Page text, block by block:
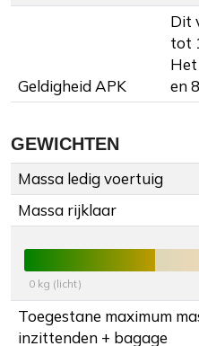
Geldigheid APK
Dit
tot
en
GEWICHTEN
Massa ledig voertuig
Massa rijklaar
0 kg (licht)
Toegestane maximum
inzittenden + bagage